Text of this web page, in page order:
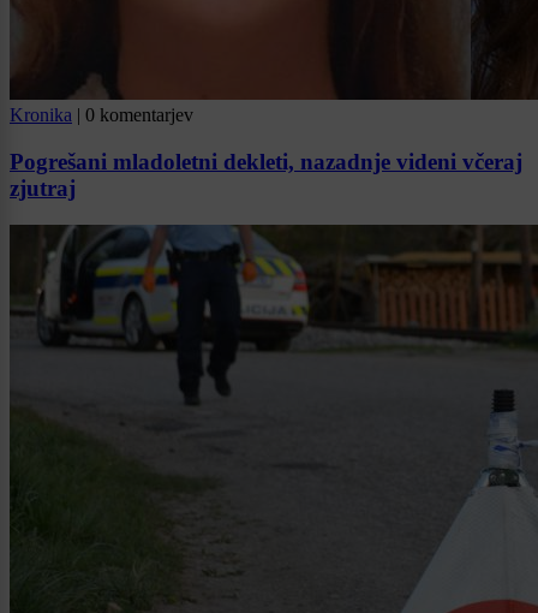
Kronika | 0 komentarjev
Pogrešani mladoletni dekleti, nazadnje videni včeraj
zjutraj